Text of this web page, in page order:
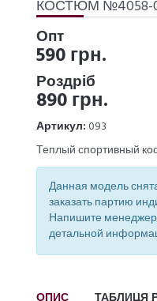
КОСТЮМ №4058-
Опт
590 грн.
Роздріб
890 грн.
Артикул:093
Теплый спортивный
Данная модель
заказать партию
Напишите
детальной